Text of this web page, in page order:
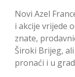
Novi Azel
i akcije vrijede
znate,
Široki Brijeg,
pronaći i u